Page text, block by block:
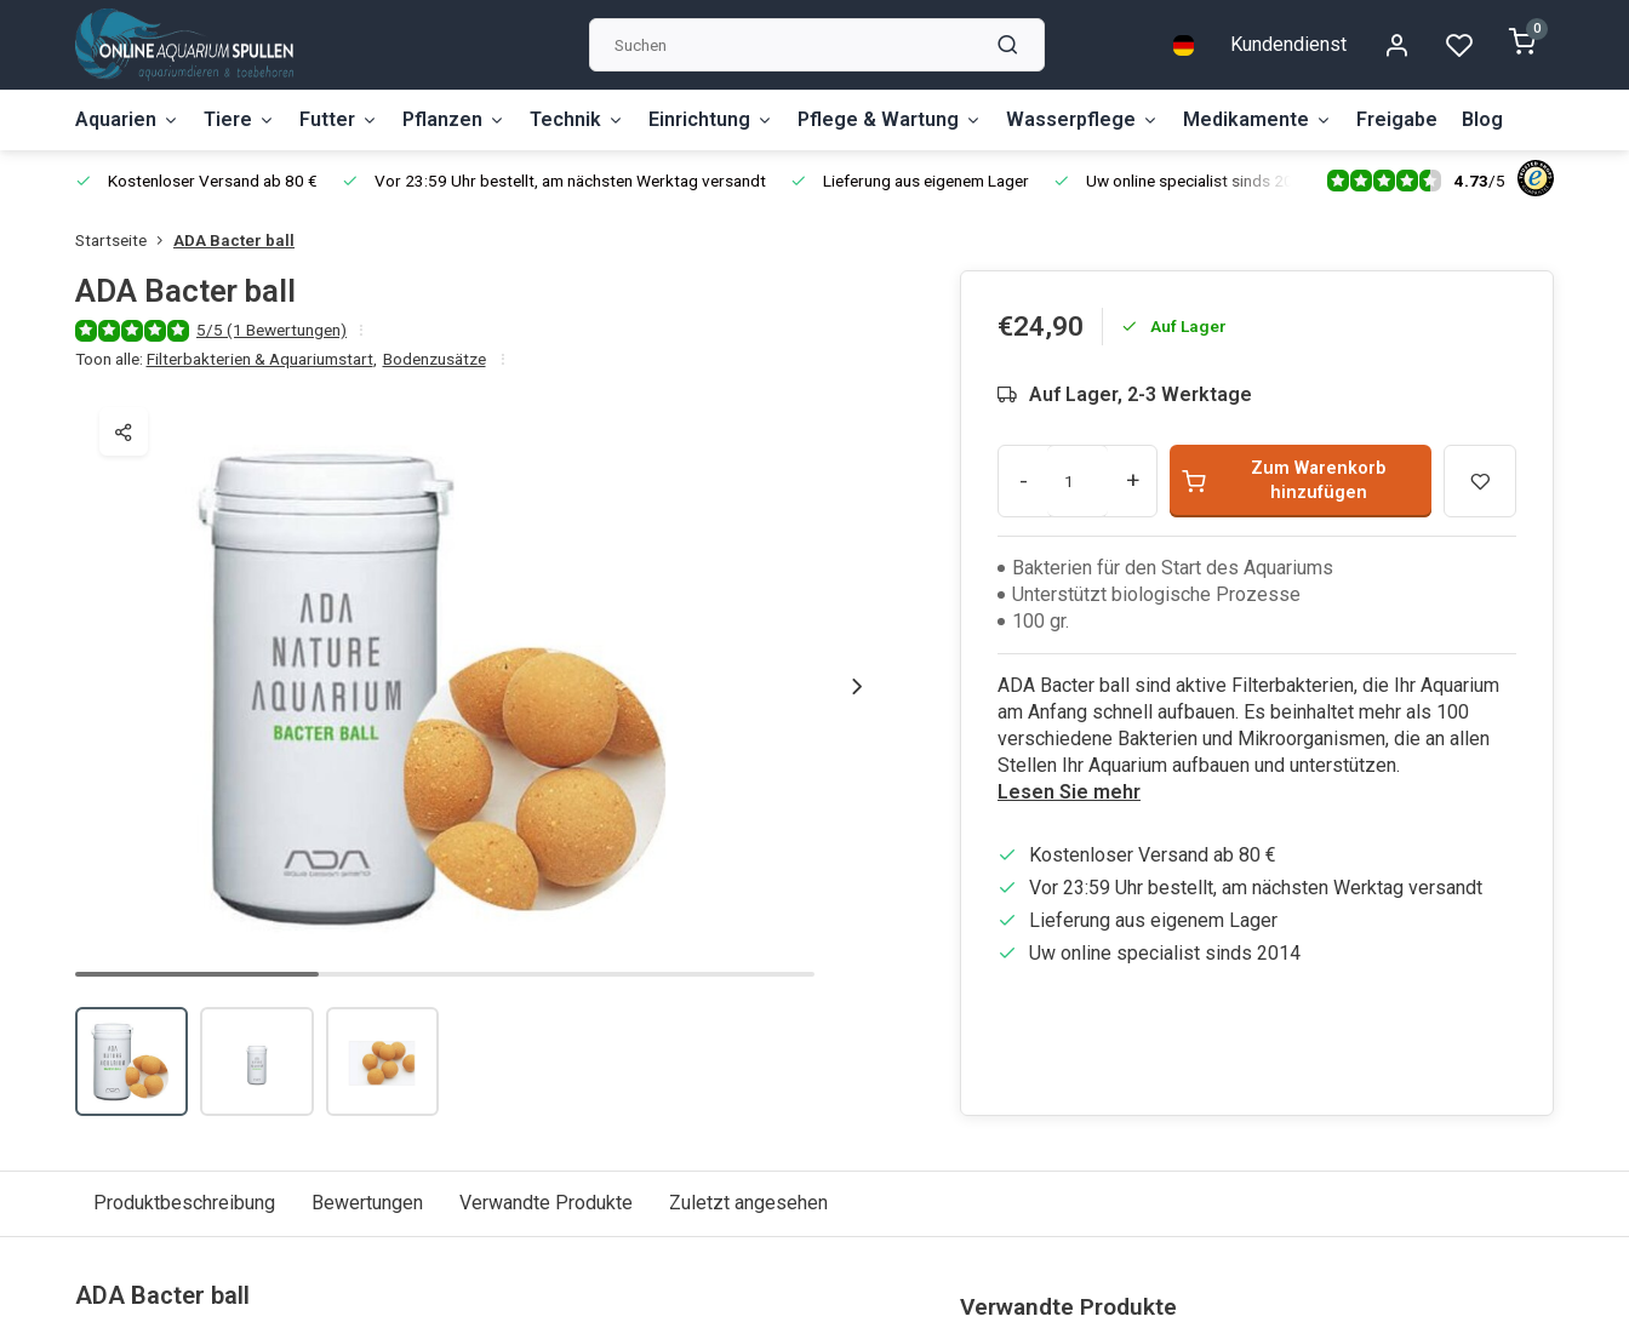
Kundendienst
0
Aquarien Tiere Futter Pflanzen Technik Einrichtung Pflege & Wartung Wasserpflege Medikamente Freigabe Blog
Kostenloser Versand ab 80 € Vor 23:59 Uhr bestellt, am nächsten Werktag versandt Lieferung aus eigenem Lager Uw online specialist sinds 2014 4.73/5
Startseite ADA Bacter ball
ADA Bacter ball
5/5 (1 Bewertungen)
Toon alle: Filterbakterien & Aquariumstart, Bodenzusätze
€24,90 Auf Lager
Auf Lager, 2-3 Werktage
- +
Zum Warenkorb
hinzufügen
Bakterien für den Start des Aquariums
Unterstützt biologische Prozesse
100 gr.
ADA Bacter ball sind aktive Filterbakterien, die Ihr Aquarium
am Anfang schnell aufbauen. Es beinhaltet mehr als 100
verschiedene Bakterien und Mikroorganismen, die an allen
Stellen Ihr Aquarium aufbauen und unterstützen.
Lesen Sie mehr
Kostenloser Versand ab 80 €
Vor 23:59 Uhr bestellt, am nächsten Werktag versandt
Lieferung aus eigenem Lager
Uw online specialist sinds 2014
Produktbeschreibung Bewertungen Verwandte Produkte Zuletzt angesehen
ADA Bacter ball Verwandte Produkte